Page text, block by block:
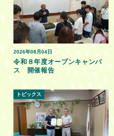
2026年08月04日
令和８年度オープンキャンパ
ス 開催報告
トピックス